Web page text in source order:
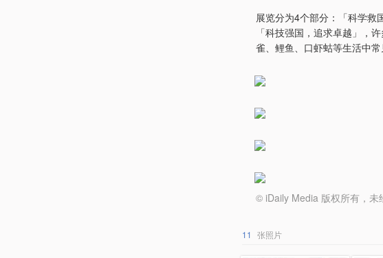
展览分为4个部分：「科学救
「科技强国，追求卓越」，
雀、鲤鱼、口虾蛄等生活中
© iDaily Media 版权所有，未
11 张照片